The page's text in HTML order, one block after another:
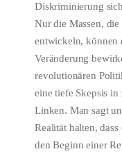
Diskriminierung
Nur die Massen,
entwickeln, können
Veränderung
revolutionären
eine tiefe Skepsis
Linken. Man sagt
Realität halten,
den Beginn einer